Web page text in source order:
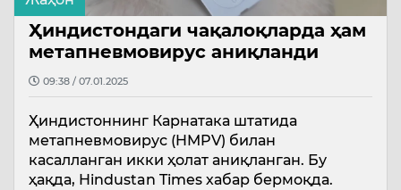
Ҳиндистондаги чақалоқларда ҳам
метапневмовирус аниқланди
09:38 / 07.01.2025
Ҳиндистоннинг Карнатака штатида
метапневмовирус (HMPV) билан
касалланган икки ҳолат аниқланган. Бу
ҳақда, Hindustan Times хабар бермоқда.